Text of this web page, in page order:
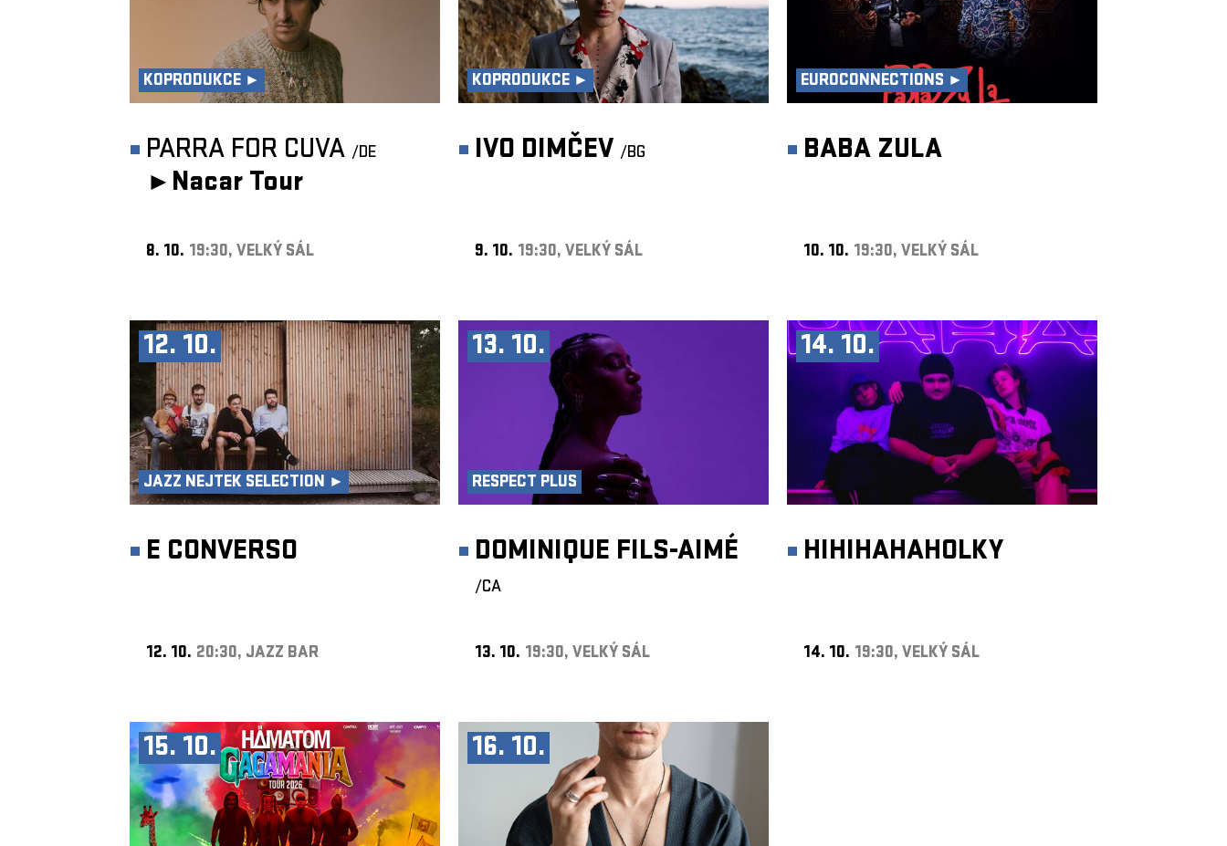
KOPRODUKCE ►
PARRA FOR CUVA /DE
► Nacar Tour
8. 10. 19:30, VELKÝ SÁL
KOPRODUKCE ►
IVO DIMČEV /BG
9. 10. 19:30, VELKÝ SÁL
EUROCONNECTIONS ►
BABA ZULA
10. 10. 19:30, VELKÝ SÁL
12. 10.
JAZZ NEJTEK SELECTION ►
E CONVERSO
12. 10. 20:30, JAZZ BAR
13. 10.
RESPECT PLUS
DOMINIQUE FILS-AIMÉ
/CA
13. 10. 19:30, VELKÝ SÁL
14. 10.
HIHIHAHAHOLKY
14. 10. 19:30, VELKÝ SÁL
15. 10. 16. 10.